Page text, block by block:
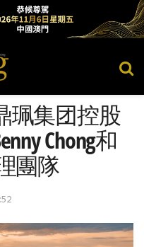
珮集团控股
Chong和
團隊